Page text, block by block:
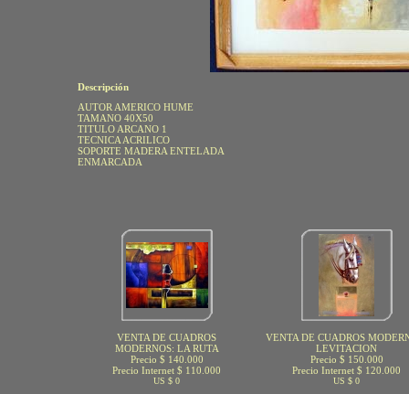
Descripción
AUTOR AMERICO HUME
TAMANO 40X50
TITULO ARCANO 1
TECNICA ACRILICO
SOPORTE MADERA ENTELADA
ENMARCADA
VENTA DE CUADROS
MODERNOS: LA RUTA
Precio $ 140.000
Precio Internet $ 110.000
US $ 0
VENTA DE CUADROS
LEVITACION
Precio $ 150.000
Precio Internet $ 120.000
US $ 0